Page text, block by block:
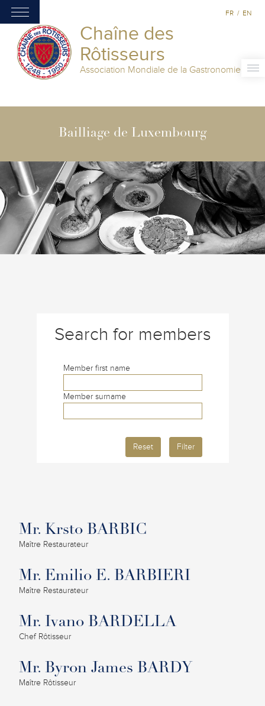
Chaîne des
Rôtisseurs
Association Mondiale de la Gastronomie
FR / EN
Bailliage de Luxembourg
Search for members
Member first name
Member surname
Reset Filter
Mr. Krsto BARBIC
Maître Restaurateur
Mr. Emilio E. BARBIERI
Maître Restaurateur
Mr. Ivano BARDELLA
Chef Rôtisseur
Mr. Byron James BARDY
Maître Rôtisseur